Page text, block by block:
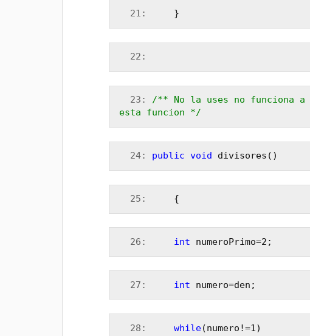
  21:
     }
  22:
  23:
/** No la uses no funciona a
esta funcion */
  24:
public void divisores()
  25:
     {
  26:
int numeroPrimo=2;
  27:
int numero=den;
  28:
while(numero!=1)